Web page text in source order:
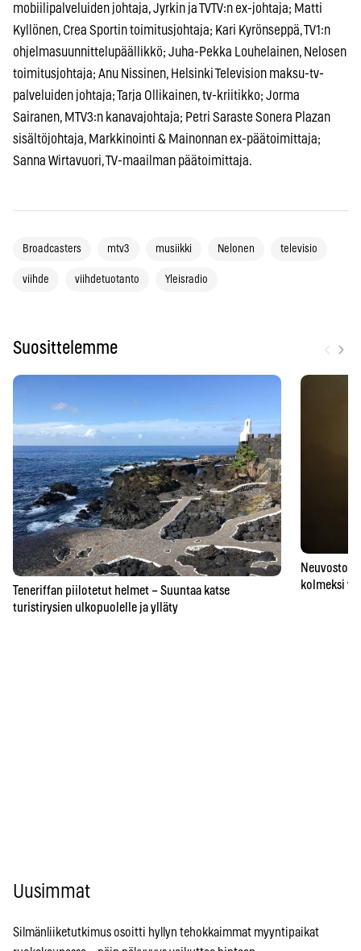
mobiilipalveluiden johtaja, Jyrkin ja TVTV:n ex-johtaja; Matti
Kyllönen, Crea Sportin toimitusjohtaja; Kari Kyrönseppä, TV1:n
ohjelmasuunnittelupäällikkö; Juha-Pekka Louhelainen, Nelosen
toimitusjohtaja; Anu Nissinen, Helsinki Television maksu-tv-
palveluiden johtaja; Tarja Ollikainen, tv-kriitikko; Jorma
Sairanen, MTV3:n kanavajohtaja; Petri Saraste Sonera Plazan
sisältöjohtaja, Markkinointi & Mainonnan ex-päätoimittaja;
Sanna Wirtavuori, TV-maailman päätoimittaja.
Broadcasters mtv3 musiikki Nelonen televisio
viihde viihdetuotanto Yleisradio
Suosittelemme ›
Teneriffan piilotetut helmet – Suuntaa katse
turistirysien ulkopuolelle ja ylläty
kolmeksi
Uusimmat
Silmänliiketutkimus osoitti hyllyn tehokkaimmat myyntipaikat